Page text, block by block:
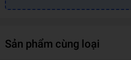
Sản phẩm cùng loại